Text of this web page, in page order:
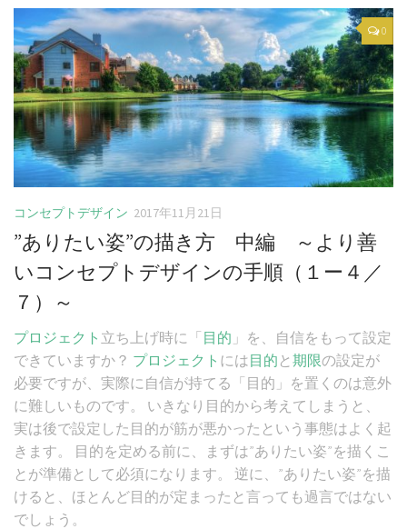
0
コンセプトデザイン 2017年11月21日
”ありたい姿”の描き方 中編 ～より善
いコンセプトデザインの手順（１ー４／
７）～
プロジェクト 立ち上げ時に「 目的 」を、自信をもって設定
できていますか？ プロジェクト には 目的 と 期限の設定が
必要ですが、実際に自信が持てる「目的」を置くのは意外
に難しいものです。 いきなり目的から考えてしまうと、
実は後で設定した目的が筋が悪かったという事態はよく起
きます。 目的を定める前に、まずは”ありたい姿”を描くこ
とが準備として必須になります。 逆に、”ありたい姿”を描
けると、ほとんど目的が定まったと言っても過言ではない
でしょう。